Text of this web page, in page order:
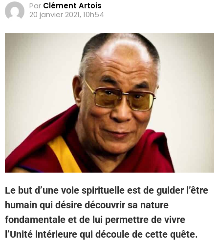
Par Clément Artois
20 janvier 2021, 10h54
Le but d’une voie spirituelle est de guider l’être
humain qui désire découvrir sa nature
fondamentale et de lui permettre de vivre
l’Unité intérieure qui découle de cette quête.